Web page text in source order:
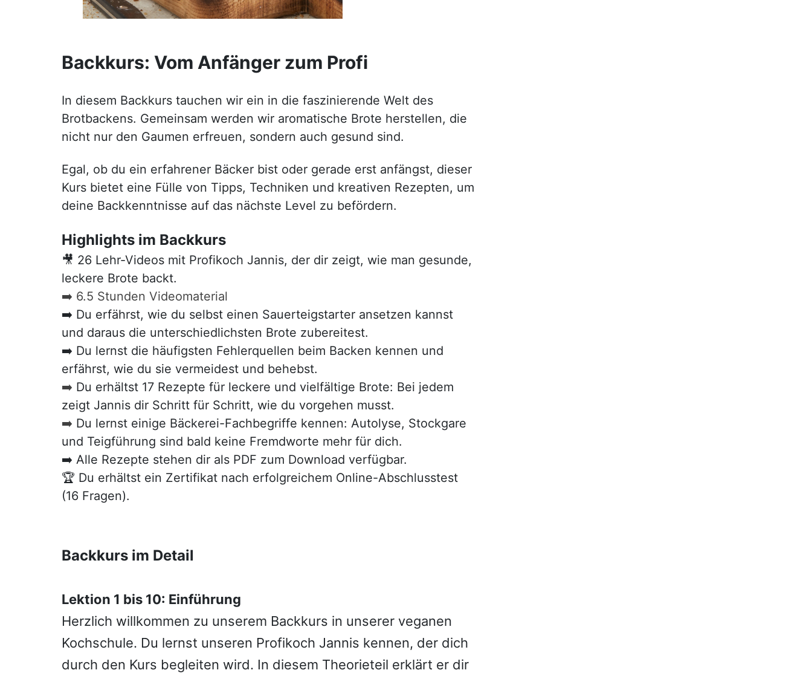
Backkurs: Vom Anfänger zum Profi
In diesem Backkurs tauchen wir ein in die faszinierende Welt des
Brotbackens. Gemeinsam werden wir aromatische Brote herstellen, die
nicht nur den Gaumen erfreuen, sondern auch gesund sind.
Egal, ob du ein erfahrener Bäcker bist oder gerade erst anfängst, dieser
Kurs bietet eine Fülle von Tipps, Techniken und kreativen Rezepten, um
deine Backkenntnisse auf das nächste Level zu befördern.
Highlights im Backkurs
🎥 26 Lehr-Videos mit Profikoch Jannis, der dir zeigt, wie man gesunde,
leckere Brote backt.
➡️ 6.5 Stunden Videomaterial
➡️ Du erfährst, wie du selbst einen Sauerteigstarter ansetzen kannst
und daraus die unterschiedlichsten Brote zubereitest.
➡️ Du lernst die häufigsten Fehlerquellen beim Backen kennen und
erfährst, wie du sie vermeidest und behebst.
➡️ Du erhältst 17 Rezepte für leckere und vielfältige Brote: Bei jedem
zeigt Jannis dir Schritt für Schritt, wie du vorgehen musst.
➡️ Du lernst einige Bäckerei-Fachbegriffe kennen: Autolyse, Stockgare
und Teigführung sind bald keine Fremdworte mehr für dich.
➡️ Alle Rezepte stehen dir als PDF zum Download verfügbar.
🏆 Du erhältst ein Zertifikat nach erfolgreichem Online-Abschlusstest
(16 Fragen).
Backkurs im Detail
Lektion 1 bis 10: Einführung
Herzlich willkommen zu unserem Backkurs in unserer veganen
Kochschule. Du lernst unseren Profikoch Jannis kennen, der dich
durch den Kurs begleiten wird. In diesem Theorieteil erklärt er dir